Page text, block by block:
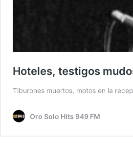
Hoteles, testigos
Tiburones muertos, motos en la
Oro Solo Hits 949 FM